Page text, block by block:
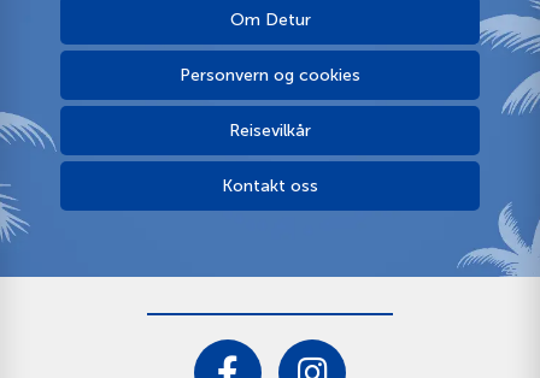
Om Detur
Personvern og cookies
Reisevilkår
Kontakt oss